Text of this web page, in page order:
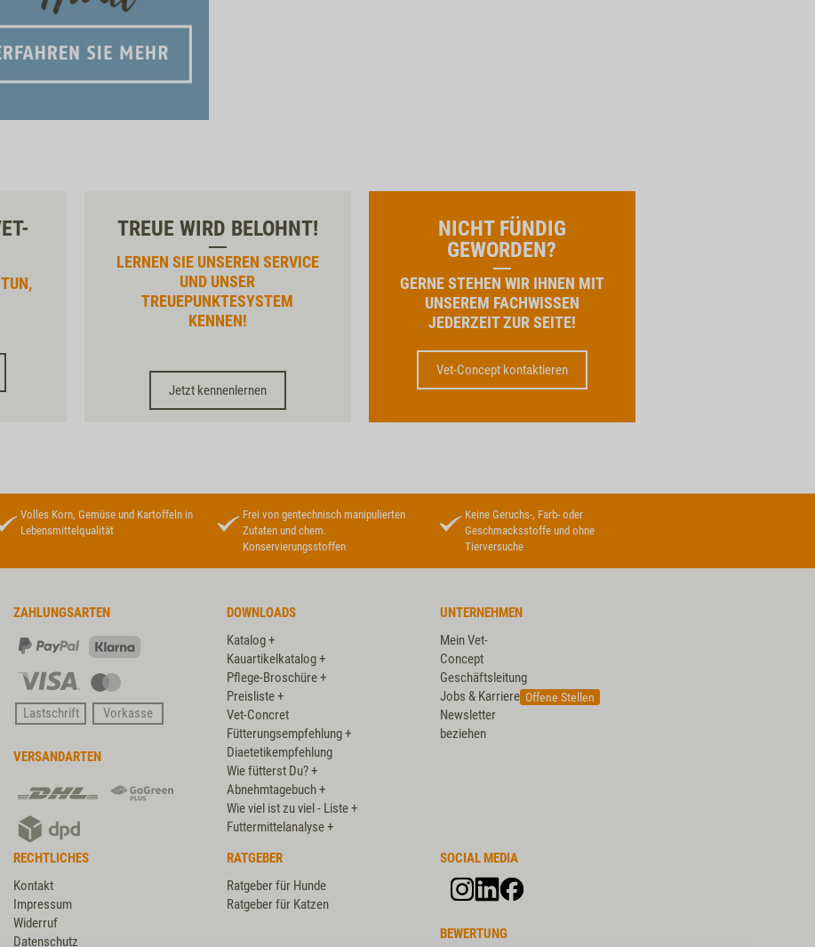
TREUE WIRD BELOHNT!
LERNEN SIE UNSEREN SERVICE
UND UNSER
TREUEPUNKTESYSTEM
KENNEN!
Jetzt kennenlernen
NICHT FÜNDIG
GEWORDEN?
GERNE STEHEN WIR IHNEN MIT
UNSEREM FACHWISSEN
JEDERZEIT ZUR SEITE!
Vet-Concept kontaktieren
Volles Korn, Gemüse und Kartoffeln in
Lebensmittelqualität
Frei von gentechnisch manipulierten
Zutaten und chem.
Konservierungsstoffen
Keine Geruchs-, Farb- oder
Geschmacksstoffe und ohne
Tierversuche
ZAHLUNGSARTEN
PayPal
Visa
Lastschrift
Vorkasse
VERSANDARTEN
DHL
DHL
GoGreen
DPD
DOWNLOADS
Katalog +
Kauartikelkatalog +
Pflege-Broschüre +
Preisliste +
Vet-Concret
Fütterungsempfehlung +
Diaetetikempfehlung
Wie fütterst Du? +
Abnehmtagebuch +
Wie viel ist zu viel - Liste +
Futtermittelanalyse +
UNTERNEHMEN
Mein Vet-
Concept
Geschäftsleitung
Jobs & Karriere Offene Stellen
Newsletter
beziehen
RECHTLICHES
Kontakt
Impressum
Widerruf
Datenschutz
RATGEBER
Ratgeber für Hunde
Ratgeber für Katzen
SOCIAL MEDIA
BEWERTUNG